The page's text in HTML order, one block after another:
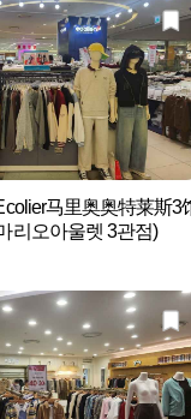
马里奥奥特莱斯3
리오아울렛 3관점)